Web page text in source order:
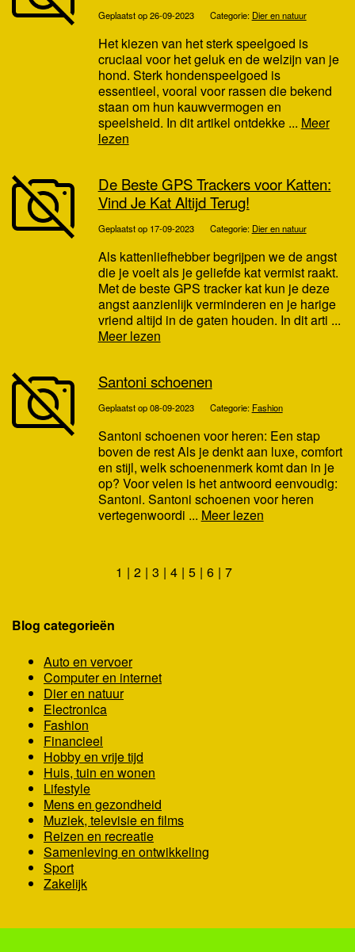
Geplaatst op 26-09-2023 Categorie: Dier en natuur
Het kiezen van het sterk speelgoed is
cruciaal voor het geluk en de welzijn van je
hond. Sterk hondenspeelgoed is
essentieel, vooral voor rassen die bekend
staan om hun kauwvermogen en
speelsheid. In dit artikel ontdekke ... Meer
lezen
De Beste GPS Trackers voor Katten:
Vind Je Kat Altijd Terug!
Geplaatst op 17-09-2023 Categorie: Dier en natuur
Als kattenliefhebber begrijpen we de angst
die je voelt als je geliefde kat vermist raakt.
Met de beste GPS tracker kat kun je deze
angst aanzienlijk verminderen en je harige
vriend altijd in de gaten houden. In dit arti ...
Meer lezen
Santoni schoenen
Geplaatst op 08-09-2023 Categorie: Fashion
Santoni schoenen voor heren: Een stap
boven de rest Als je denkt aan luxe, comfort
en stijl, welk schoenenmerk komt dan in je
op? Voor velen is het antwoord eenvoudig:
Santoni. Santoni schoenen voor heren
vertegenwoordi ... Meer lezen
1 2 3 4 5 6 7
Blog categorieën
Auto en vervoer
Computer en internet
Dier en natuur
Electronica
Fashion
Financieel
Hobby en vrije tijd
Huis, tuin en wonen
Lifestyle
Mens en gezondheid
Muziek, televisie en films
Reizen en recreatie
Samenleving en ontwikkeling
Sport
Zakelijk